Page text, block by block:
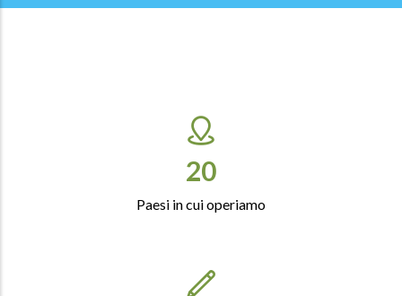
23
Paesi in cui operiamo